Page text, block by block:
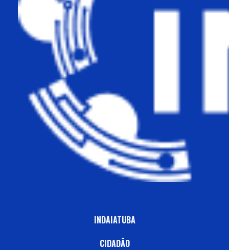
INDAIATUBA
CIDADÃO